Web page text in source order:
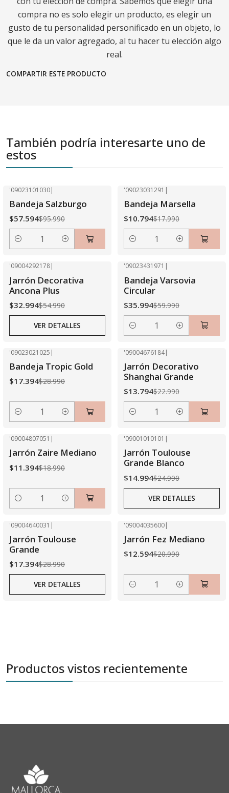
compra no es solo elegir un producto, es elegir un
gusto de tu personalidad personificado en un objeto, lo
que le da un valor agregado, al tu hacer tu elección algo
real.
COMPARTIR ESTE PRODUCTO
También podría interesarte uno de
estos
'09023101030|
Bandeja Salzburgo
$57.594$95.990
Cantidad
'09023031291 |
Bandeja Marsella
$10.794$17.990
Cantidad
Agotado
'09004292178|
Jarrón Decorativa
Ancona Plus
$32.994$54.990
VER DETALLES
'09023431971 |
Bandeja Varsovia
Circular
$35.994$59.990
Cantidad
'09023021025 |
Bandeja Tropic Gold
$17.394$28.990
Cantidad
'09004676184|
Jarrón Decorativo
Shanghai Grande
$13.794$22.990
Cantidad
'09004807051 |
Jarrón Zaire Mediano
$11.394$18.990
Cantidad
Agotado
'09001010101 |
Jarrón Toulouse
Grande Blanco
$14.994$24.990
VER DETALLES
Agotado
'09004640031 |
Jarrón Toulouse
Grande
$17.394$28.990
VER DETALLES
'09004035600|
Jarrón Fez Mediano
$12.594$20.990
Cantidad
Productos vistos recientemente